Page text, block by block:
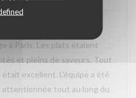
soirée dans votre
à Paris. Les plats étaient
et pleins de saveurs. Tout
excellent. L’équipe a été
tout au long du